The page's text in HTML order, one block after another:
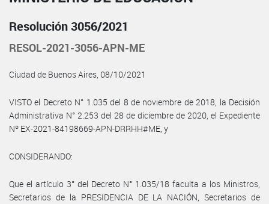
Resolución 3056/2021
RESOL-2021-3056-APN-ME
Ciudad de Buenos Aires, 08/10/2021
VISTO el Decreto N° 1.035 del 8 de noviembre de 2018, la Decisión
Administrativa N° 2.253 del 28 de diciembre de 2020, el Expediente
Nº EX-2021-84198669-APN-DRRHH#ME, y
CONSIDERANDO:
Que el artículo 3° del Decreto N° 1.035/18 faculta a los Ministros,
Secretarios de la PRESIDENCIA DE LA NACIÓN, Secretarios de